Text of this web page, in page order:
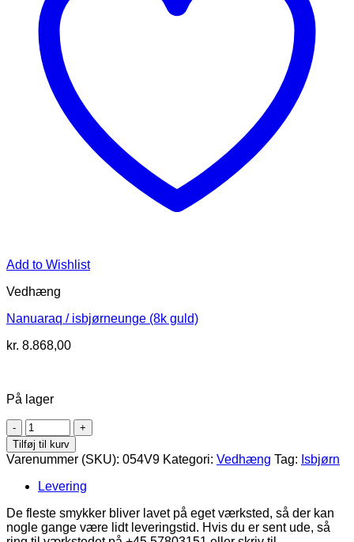
Add to Wishlist
Vedhæng
Nanuaraq / isbjørneunge (8k guld)
kr. 8.868,00
På lager
Nanoq
/
Isbjørn
(sølv)
antal
Tilføj til kurv
Varenummer (SKU): 054V9 Kategori: Vedhæng Tag: Isbjørn
Levering
De fleste smykker bliver lavet på eget værksted, så der kan
nogle gange være lidt leveringstid. Hvis du er sent ude, så